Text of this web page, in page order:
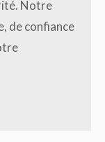
Notre
de confiance